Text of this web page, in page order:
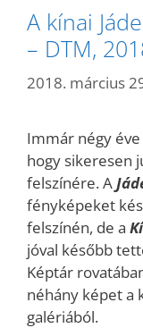
A kínai
– DTM,
2018. március
Immár négy éve
hogy sikeresen
felszínére. A
fényképeket
felszínén, de a
jóval később
Képtár
néhány képet a
galériából.